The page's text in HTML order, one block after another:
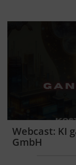
Webcast: KI
GmbH